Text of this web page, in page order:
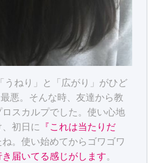
うねり」と「広がり」がひど
悪。そんな時、友達から教
スカルプでした。使い心地
初日に 『これは当たりだ
ね。使い始めてからゴワゴワ
届いてる感じがします。